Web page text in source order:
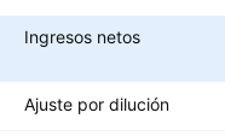
Ingresos netos
Ajuste por dilución